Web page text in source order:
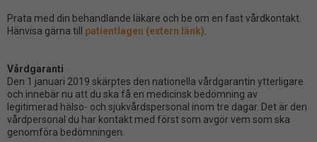
Prata med din behandlande läkare och be om en fast vårdkontakt.
Hänvisa gärna till patientlagen (extern länk).
Vårdgaranti
Den 1 januari 2019 skärptes den nationella vårdgarantin ytterligare
och innebär nu att du ska få en medicinsk bedömning av
legitimerad hälso- och sjukvårdspersonal inom tre dagar. Det är den
vårdpersonal du har kontakt med först som avgör vem som ska
genomföra bedömningen.